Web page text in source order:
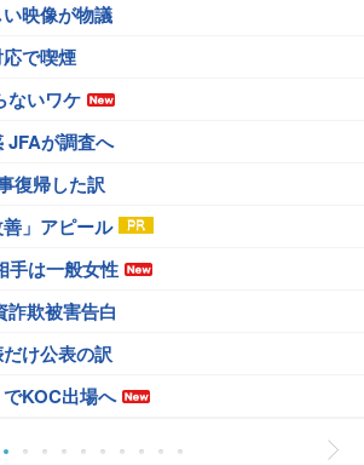
映像が物議
で喫煙
ないワケ
JFAが調査へ
復帰した訳
」アピール
手は一般女性
詐欺被害告白
け公表の訳
KOC出場へ